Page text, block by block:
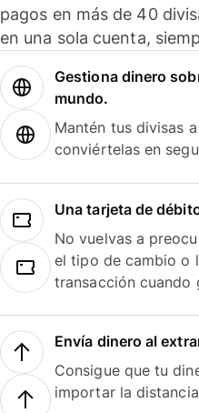
pagos en más de 40
en una sola cuenta,
Gestiona dinero
mundo.
Mantén tus divisas
conviértelas en
Una tarjeta de
No vuelvas a
el tipo de cambio o
transacción cuando
Envía dinero al
Consigue que tu
importar la